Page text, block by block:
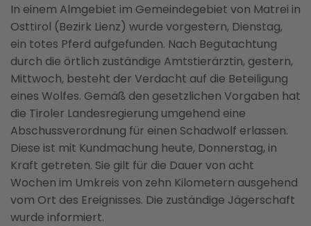
In einem Almgebiet im Gemeindegebiet von Matrei in
Osttirol (Bezirk Lienz) wurde vorgestern, Dienstag,
ein totes Pferd aufgefunden. Nach Begutachtung
durch die örtlich zuständige Amtstierärztin, gestern,
Mittwoch, besteht der Verdacht auf die Beteiligung
eines Wolfes. Gemäß den gesetzlichen Vorgaben hat
die Tiroler Landesregierung umgehend eine
Abschussverordnung für einen Schadwolf erlassen.
Diese ist mit Kundmachung heute, Donnerstag, in
Kraft getreten. Sie gilt für die Dauer von acht
Wochen im Umkreis von zehn Kilometern ausgehend
vom Ort des Ereignisses. Die zuständige Jägerschaft
wurde informiert.